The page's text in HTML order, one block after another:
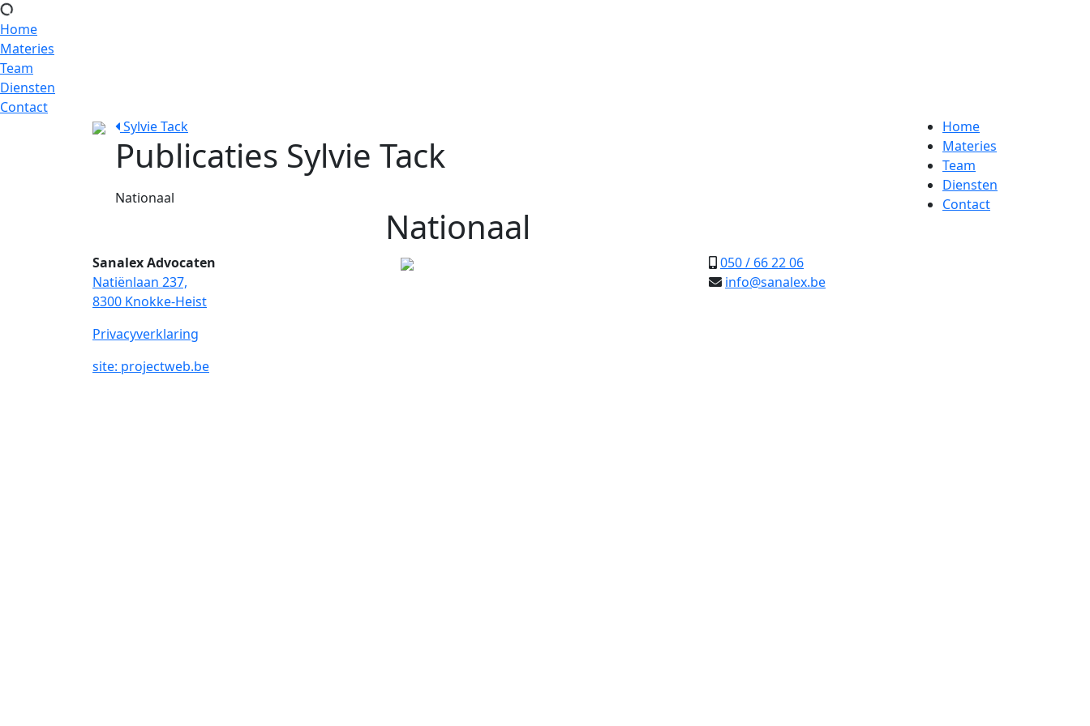
Home
Materies
Team
Diensten
Contact
Home
Materies
Team
Diensten
Contact
Sylvie Tack
Publicaties Sylvie Tack
Nationaal
Nationaal
Sanalex Advocaten
Natiënlaan 237,
8300 Knokke-Heist
050 / 66 22 06
info@sanalex.be
Privacyverklaring
site: projectweb.be